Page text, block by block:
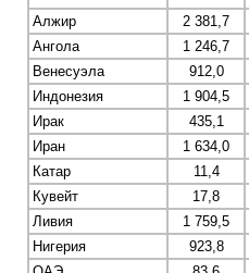
Алжир
2 381,7
Ангола
1 246,7
Венесуэла
912,0
Индонезия
1 904,5
Ирак
435,1
Иран
1 634,0
Катар
11,4
Кувейт
17,8
Ливия
1 759,5
Нигерия
923,8